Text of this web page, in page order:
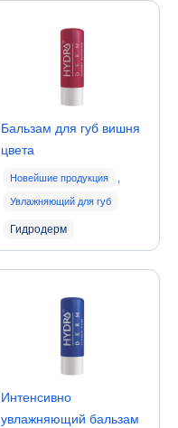
Бальзам для губ вишня
цвета
Новейшие продукция
Увлажняющий для губ
Гидродерм
Интенсивно
увлажняющий бальзам